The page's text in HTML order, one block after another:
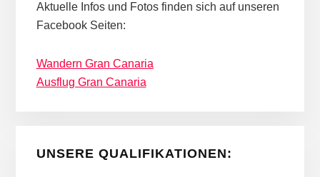
Aktuelle Infos und Fotos finden sich auf unseren
Facebook Seiten:
Wandern Gran Canaria
Ausflug Gran Canaria
UNSERE QUALIFIKATIONEN: